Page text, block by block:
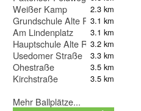
Weißer Kamp 2.3 km
Grundschule Alte Rathausstraße
3.1 km
Am Lindenplatz 3.1 km
Hauptschule Alte Rathausstraße
3.2 km
Usedomer Straße 3.3 km
Ohestraße 3.5 km
Kirchstraße 3.5 km
Mehr Ballplätze...